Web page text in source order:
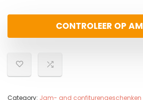
CONTROLEER OP
Category: Jam- and confiturengeschenken